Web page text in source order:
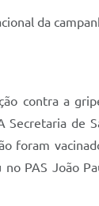
da
contra a
de
foram
PAS João